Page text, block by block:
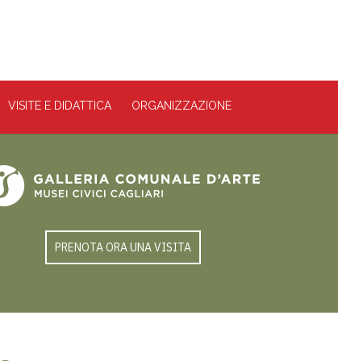
VISITE E DIDATTICA ORGANIZZAZIONE
PRENOTA ORA UNA VISITA